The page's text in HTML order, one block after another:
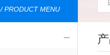
/ PRODUCT MENU